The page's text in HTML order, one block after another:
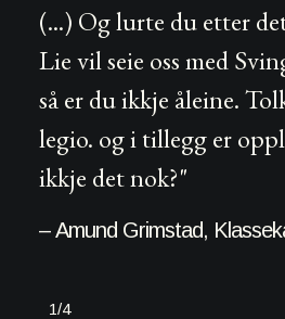
(...) Og lurte du etter
Lie vil seie oss med
så er du ikkje åleine.
legio. og i tillegg er
ikkje det nok?"
– Amund Grimstad,
1 4